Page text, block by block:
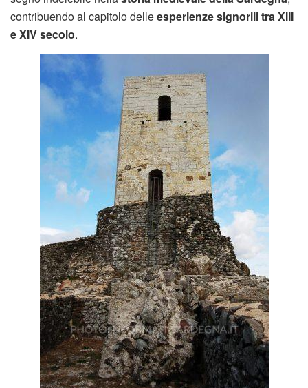
contribuendo al capitolo delleesperienze signorili tra XIII
e XIV secolo.